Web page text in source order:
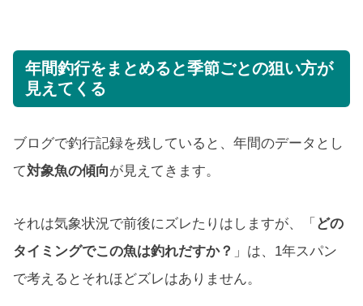
年間釣行をまとめると季節ごとの狙い方が
見えてくる
ブログで釣行記録を残していると、年間のデータとし
て対象魚の傾向が見えてきます。
それは気象状況で前後にズレたりはしますが、「 どの
タイミングでこの魚は釣れだすか？ 」は、1年スパン
で考えるとそれほどズレはありません。